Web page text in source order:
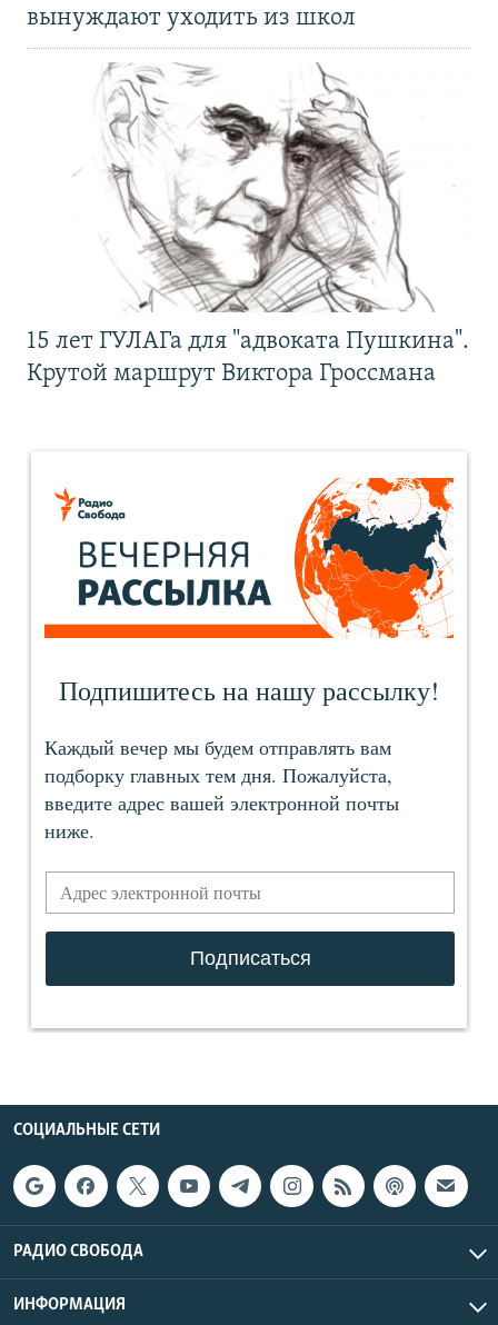
вынуждают уходить из школ
15 лет ГУЛАГа для "адвоката Пушкина".
Крутой маршрут Виктора Гроссмана
СОЦИАЛЬНЫЕ СЕТИ
РАДИО СВОБОДА
ИНФОРМАЦИЯ